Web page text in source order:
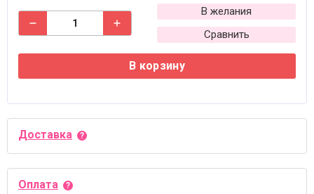
В желания
Сравнить
В корзину
Доставка
Оплата